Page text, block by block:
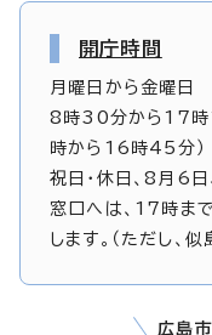
開庁時間
月曜日から金曜日
8時30分から17時
時から16時45分）
祝日・休日、8月6
窓口へは、17時ま
します。（ただし、
広島